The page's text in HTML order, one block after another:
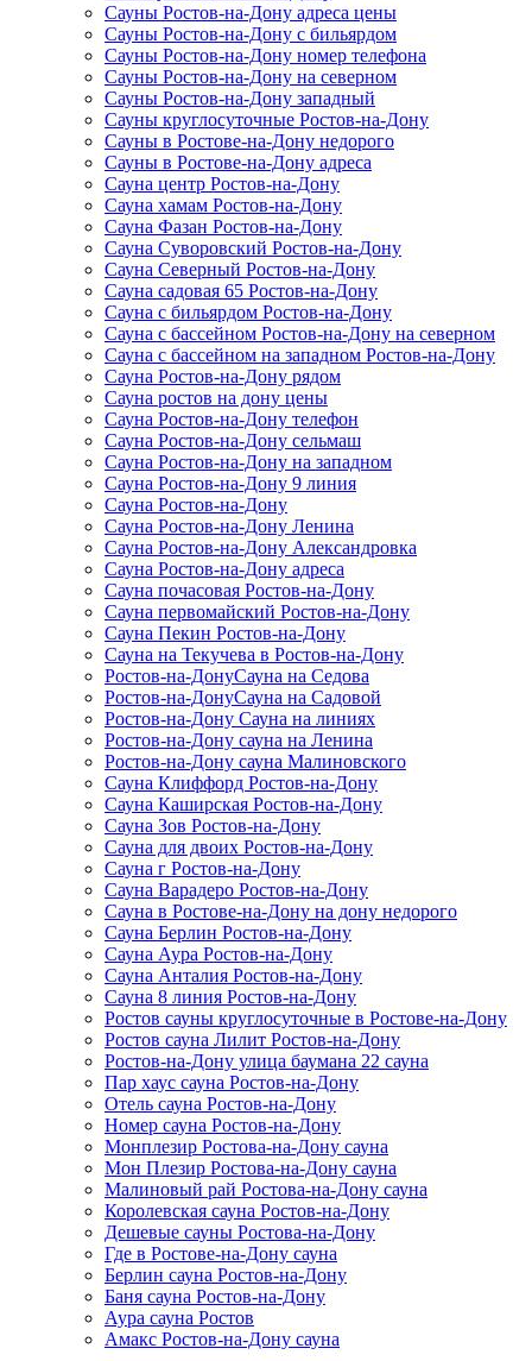
Сауны Ростов-на-Дону адреса цены
Сауны Ростов-на-Дону с бильярдом
Сауны Ростов-на-Дону номер телефона
Сауны Ростов-на-Дону на северном
Сауны Ростов-на-Дону западный
Сауны круглосуточные Ростов-на-Дону
Сауны в Ростове-на-Дону недорого
Сауны в Ростове-на-Дону адреса
Сауна центр Ростов-на-Дону
Сауна хамам Ростов-на-Дону
Сауна Фазан Ростов-на-Дону
Сауна Суворовский Ростов-на-Дону
Сауна Северный Ростов-на-Дону
Сауна садовая 65 Ростов-на-Дону
Сауна с бильярдом Ростов-на-Дону
Сауна с бассейном Ростов-на-Дону на северном
Сауна с бассейном на западном Ростов-на-Дону
Сауна Ростов-на-Дону рядом
Сауна ростов на дону цены
Сауна Ростов-на-Дону телефон
Сауна Ростов-на-Дону сельмаш
Сауна Ростов-на-Дону на западном
Сауна Ростов-на-Дону 9 линия
Сауна Ростов-на-Дону
Сауна Ростов-на-Дону Ленина
Сауна Ростов-на-Дону Александровка
Сауна Ростов-на-Дону адреса
Сауна почасовая Ростов-на-Дону
Сауна первомайский Ростов-на-Дону
Сауна Пекин Ростов-на-Дону
Сауна на Текучева в Ростов-на-Дону
Ростов-на-ДонуСауна на Седова
Ростов-на-ДонуСауна на Садовой
Ростов-на-Дону Сауна на линиях
Ростов-на-Дону сауна на Ленина
Ростов-на-Дону сауна Малиновского
Сауна Клиффорд Ростов-на-Дону
Сауна Каширская Ростов-на-Дону
Сауна Зов Ростов-на-Дону
Сауна для двоих Ростов-на-Дону
Сауна г Ростов-на-Дону
Сауна Варадеро Ростов-на-Дону
Сауна в Ростове-на-Дону на дону недорого
Сауна Берлин Ростов-на-Дону
Сауна Аура Ростов-на-Дону
Сауна Анталия Ростов-на-Дону
Сауна 8 линия Ростов-на-Дону
Ростов сауны круглосуточные в Ростове-на-Дону
Ростов сауна Лилит Ростов-на-Дону
Ростов-на-Дону улица баумана 22 сауна
Пар хаус сауна Ростов-на-Дону
Отель сауна Ростов-на-Дону
Номер сауна Ростов-на-Дону
Монплезир Ростова-на-Дону сауна
Мон Плезир Ростова-на-Дону сауна
Малиновый рай Ростова-на-Дону сауна
Королевская сауна Ростов-на-Дону
Дешевые сауны Ростова-на-Дону
Где в Ростове-на-Дону сауна
Берлин сауна Ростов-на-Дону
Баня сауна Ростов-на-Дону
Аура сауна Ростов
Амакс Ростов-на-Дону сауна